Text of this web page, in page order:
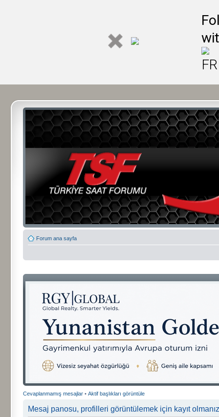
Forum ana sayfa
Cevaplanmamış mesajlar • Aktif başlıkları görüntüle
Mesaj panosu, profilleri görüntülemek için kayıt